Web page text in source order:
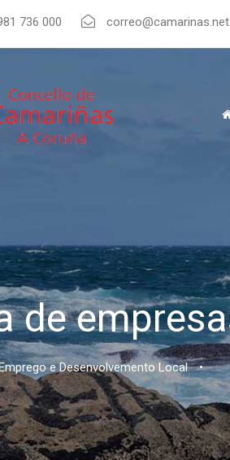
736 000 correo@camarinas.net
de
e Desenvolvemento Local •